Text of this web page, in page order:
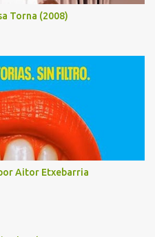
Torna (2008)
Aitor Etxebarria